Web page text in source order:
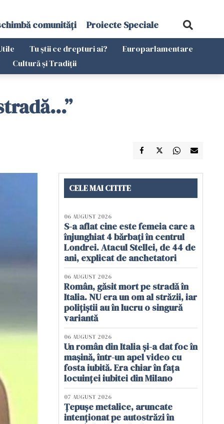
comunități Proiecte Speciale
Tu știi ce drepturi ai?
Europarlamentare
Cultură și Tradiții
CELE MAI CITITE
06 AUGUST 2026
S-a aflat cine este femeia care a
înjunghiat 4 bărbați în centrul
Londrei. Atacul Stellei, de 44 de
ani, explicat de anchetatori
06 AUGUST 2026
Român, găsit mort pe stradă în
Italia. NU era un om al străzii, iar
polițiștii au în lucru o singură
variantă
06 AUGUST 2026
Un român din Italia și-a dat foc în
mașină, într-un apel video cu
fosta iubită. Era chiar în fața
locuinței iubitei din Milano
07 AUGUST 2026
Țepușe metalice, aruncate
intenționat pe autostrăzi în